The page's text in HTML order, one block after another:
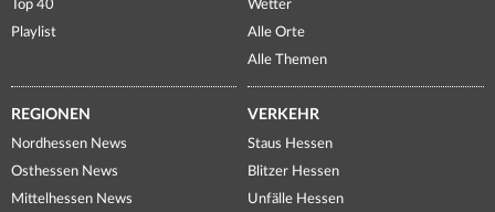
Top 40
Playlist
Wetter
Alle Orte
Alle Themen
REGIONEN
Nordhessen News
Osthessen News
Mittelhessen News
VERKEHR
Staus Hessen
Blitzer Hessen
Unfälle Hessen